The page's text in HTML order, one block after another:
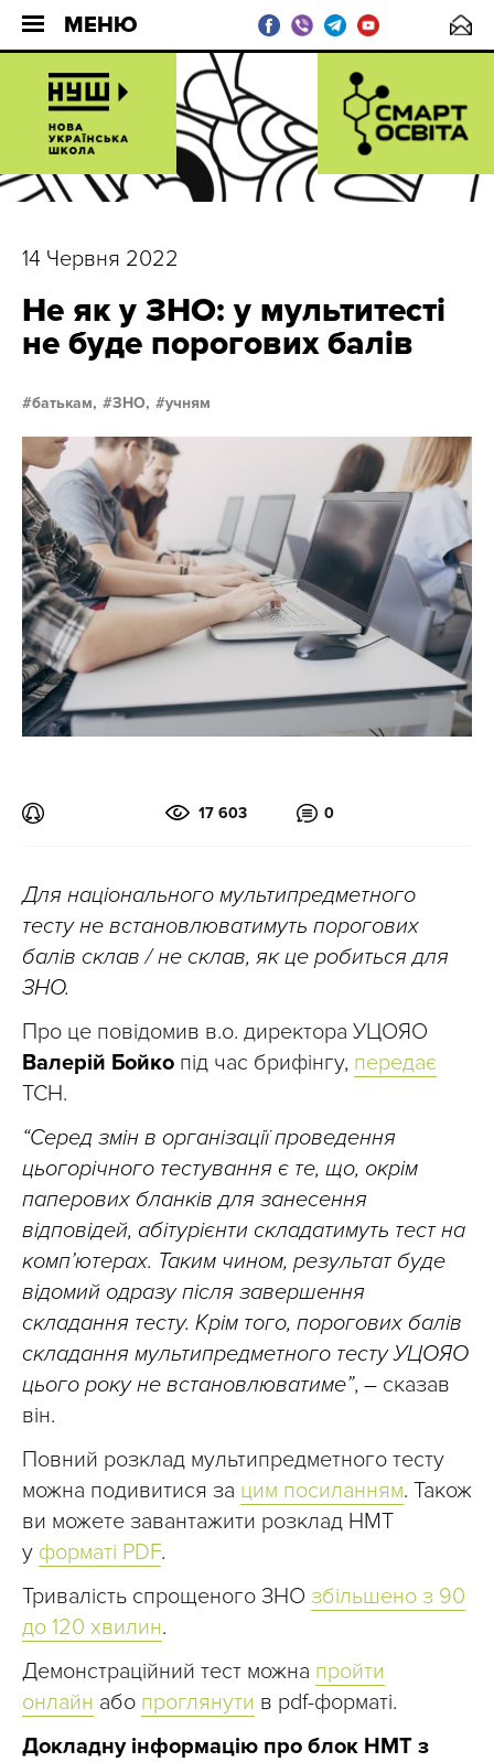
МЕНЮ
14 Червня 2022
Не як у ЗНО: у мультитесті
не буде порогових балів
батькам, ЗНО, учням
17 603 0
Для національного мультипредметного
тесту не встановлюватимуть порогових
балів склав / не склав, як це робиться для
ЗНО.
Про це повідомив в.о. директора УЦОЯО
Валерій Бойко під час брифінгу, передає
ТСН.
“Серед змін в організації проведення
цьогорічного тестування є те, що, окрім
паперових бланків для занесення
відповідей, абітурієнти складатимуть тест на
комп’ютерах. Таким чином, результат буде
відомий одразу після завершення
складання тесту. Крім того, порогових балів
складання мультипредметного тесту УЦОЯО
цього року не встановлюватиме”, – сказав
він.
Повний розклад мультипредметного тесту
можна подивитися за цим посиланням. Також
ви можете завантажити розклад НМТ
у форматі PDF.
Тривалість спрощеного ЗНО збільшено з 90
до 120 хвилин.
Демонстраційний тест можна пройти
онлайн або проглянути в pdf-форматі.
Докладну інформацію про блок НМТ з